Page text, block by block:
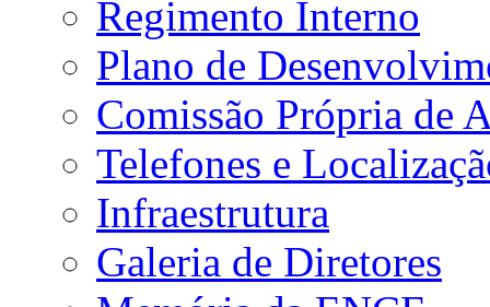
Regimento Interno
Plano de
Comissão Própria de
Telefones e
Infraestrutura
Galeria de Diretores